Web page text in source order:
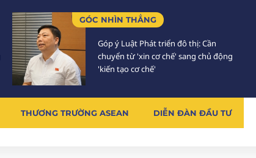
GÓC NHÌN THẲNG
Góp ý Luật Phát triển đô thị: Cần
chuyển từ 'xin cơ chế' sang chủ động
'kiến tạo cơ chế'
THƯƠNG TRƯỜNG ASEAN DIỄN ĐÀN ĐẦU TƯ